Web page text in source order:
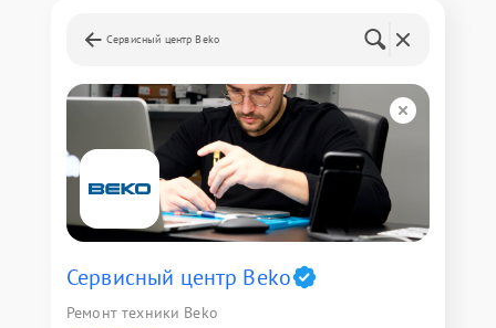
Сервисный центр Beko
Сервисный центр Beko
Ремонт техники Beko